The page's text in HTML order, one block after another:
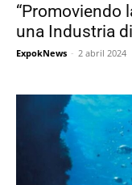
“Promoviendo
una Industria
ExpokNews - 2 abril 2024